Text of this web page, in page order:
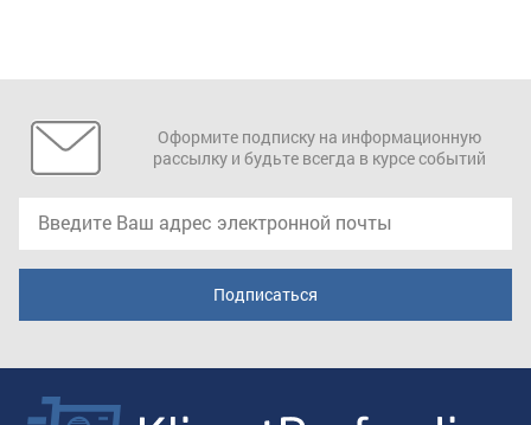
Оформите подписку на информационную
рассылку и будьте всегда в курсе событий